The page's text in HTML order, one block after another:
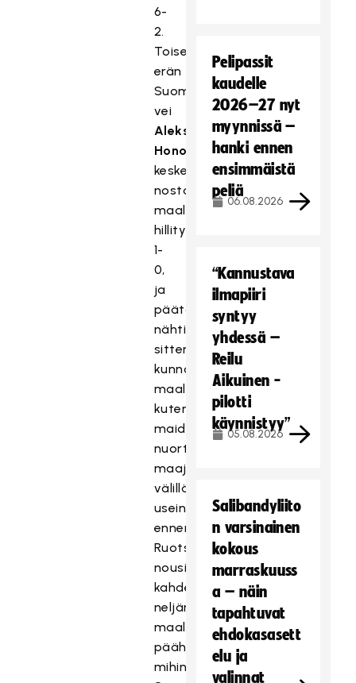
6-
2.
Toisen
erän
Suomi
vei
Aleksi
Honon
keskeltä
nostamalla
maalilla
hillitysti
1-
0,
ja
päätösjaksolla
nähtiin
sitten
kunnon
maalitalkoot
kuten
maiden
nuorten
maajoukkueiden
välillä
usein
ennenkin.
Ruotsi
nousi
kahdesti
neljän
maalin
päähän,
mihin
Pelipassit
kaudelle
2026–27 nyt
myynnissä –
hanki ennen
ensimmäistä
peliä
06.08.2026
“Kannustava
ilmapiiri
syntyy
yhdessä –
Reilu
Aikuinen -
pilotti
käynnistyy”
05.08.2026
Salibandyliito
n varsinainen
kokous
marraskuuss
a – näin
tapahtuvat
ehdokasasett
elu ja
valinnat